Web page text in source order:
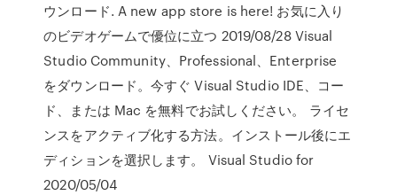
ウンロード. A new app store is here! お気に入り
のビデオゲームで優位に立つ 2019/08/28 Visual
Studio Community、Professional、Enterprise
をダウンロード。今すぐ Visual Studio IDE、コー
ド、または Mac を無料でお試しください。 ライセ
ンスをアクティブ化する方法。インストール後にエ
ディションを選択します。 Visual Studio for
2020/05/04